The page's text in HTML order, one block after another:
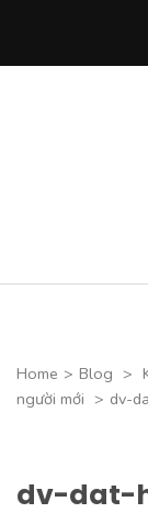
Home > Blog >
người mới > dv-
dv-dat-